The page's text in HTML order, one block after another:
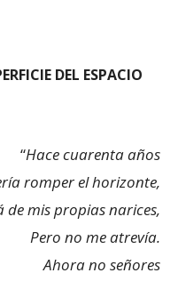
DEL ESPACIO
“Hace cuarenta años
romper el horizonte,
de mis propias narices,
Pero no me atrevía.
Ahora no señores